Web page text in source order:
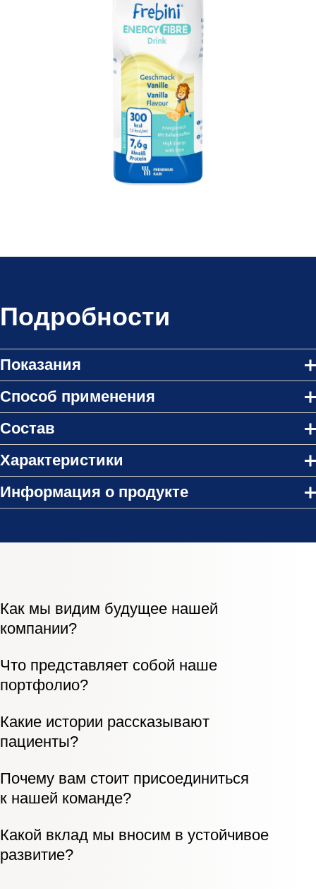
Подробности
Показания
Способ применения
Состав
Характеристики
Информация о продукте
Как мы видим будущее нашей
компании?
Что представляет собой наше
портфолио?
Какие истории рассказывают
пациенты?
Почему вам стоит присоединиться
к нашей команде?
Какой вклад мы вносим в устойчивое
развитие?